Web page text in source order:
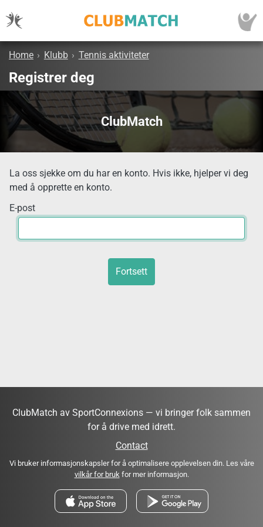
Home › Klubb › Tennis aktiviteter
Registrer deg
ClubMatch
La oss sjekke om du har en konto. Hvis ikke, hjelper vi deg
med å opprette en konto.
E-post
Fortsett
ClubMatch av SportConnexions — vi bringer folk sammen
for å drive med idrett.
Contact
Vi bruker informasjonskapsler for å optimalisere opplevelsen din. Les våre
vilkår for brukfor mer informasjon.